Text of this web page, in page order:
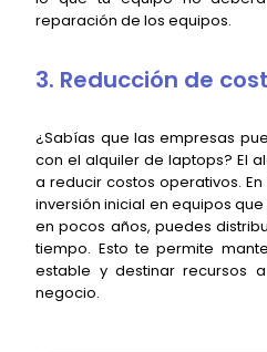
reparación de los equipos.
3. Reducción de
¿Sabías que las empresas
con el alquiler de laptops? El
a reducir costos operativos.
inversión inicial en equipos
en pocos años, puedes
tiempo. Esto te permite
estable y destinar recursos
negocio.